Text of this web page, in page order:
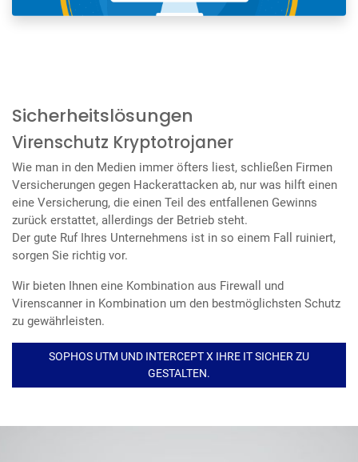
Sicherheitslösungen
Virenschutz Kryptotrojaner
Wie man in den Medien immer öfters liest, schließen Firmen
Versicherungen gegen Hackerattacken ab, nur was hilft einen
eine Versicherung, die einen Teil des entfallenen Gewinns
zurück erstattet, allerdings der Betrieb steht.
Der gute Ruf Ihres Unternehmens ist in so einem Fall ruiniert,
sorgen Sie richtig vor.
Wir bieten Ihnen eine Kombination aus Firewall und
Virenscanner in Kombination um den bestmöglichsten Schutz
zu gewährleisten.
SOPHOS UTM UND INTERCEPT X IHRE IT SICHER ZU
GESTALTEN.